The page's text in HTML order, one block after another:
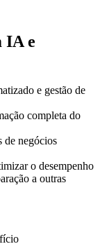
IA e
e gestão de
completa do
de negócios
o desempenho
a outras